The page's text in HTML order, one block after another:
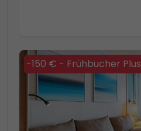
-150 € - Frühbucher Plus